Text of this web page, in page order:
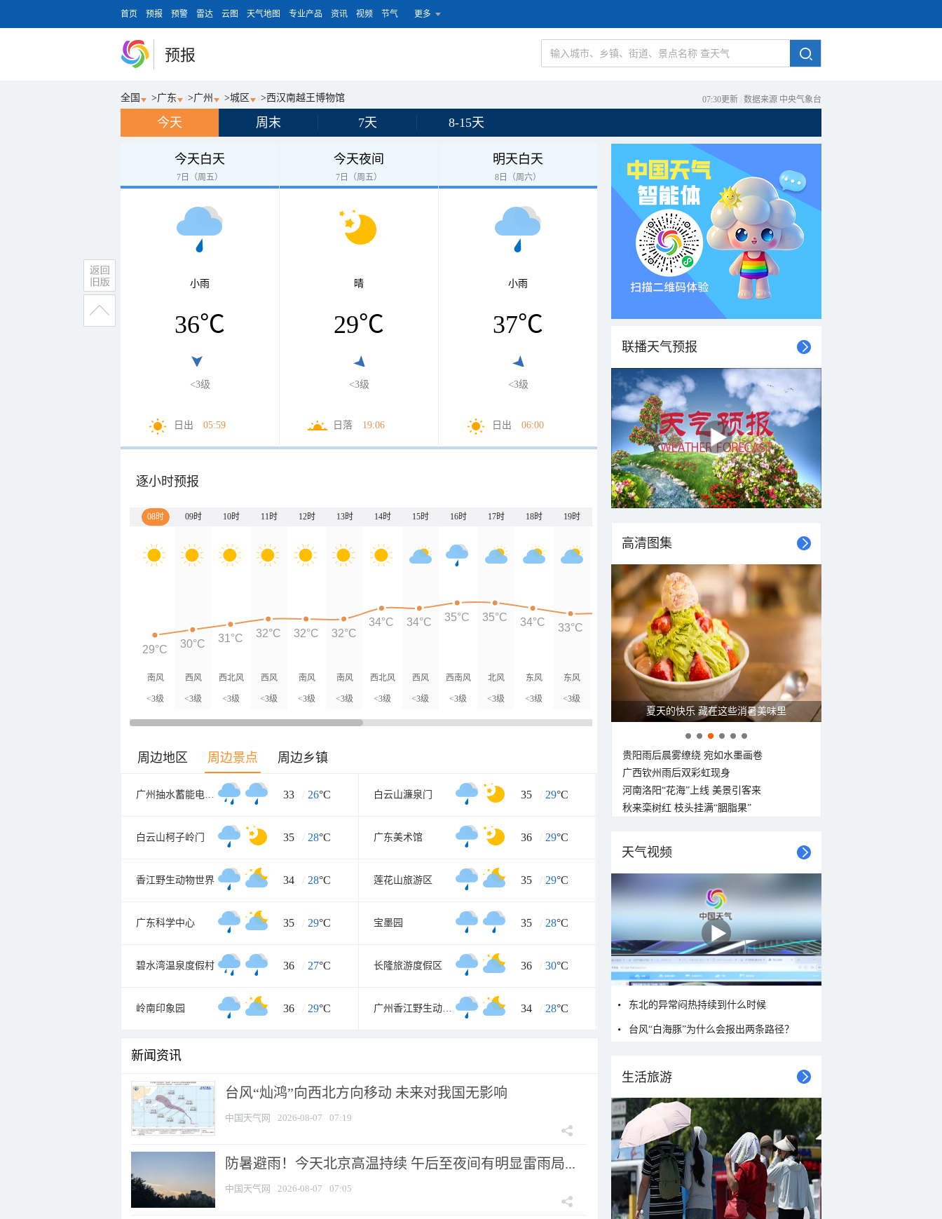
首页 预报 预警 雷达 云图 天气地图 专业产品 资讯 视频 节气 更多
预报
全国 >广东 >广州 >城区 >西汉南越王博物馆 07:30更新 数据来源 中央气象台
今天 周末 7天 8-15天
今天白天
7日（周五）
小雨
36℃
<3级
日出 05:59
今天夜间
7日（周五）
晴
29℃
<3级
日落 19:06
明天白天
8日（周六）
小雨
37℃
<3级
日出 06:00
逐小时预报
08时 09时 10时 11时 12时 13时 14时 15时 16时 17时 18时 19时
南风
<3级
西风
<3级
西北风
<3级
西风
<3级
南风
<3级
南风
<3级
西北风
<3级
西风
<3级
西南风
<3级
北风
<3级
东风
<3级
东风
<3级 <3级
南风
<3级
西风
<3级
西北风
<3级 <3级
西北风
<3级
29°C 30°C 31°C 32°C 32°C 32°C
34°C 34°C 35°C 35°C 34°C 33°C 32°C 31°C 31°C
周边地区 周边景点 周边乡镇
广州抽水蓄能电厂旅游度假区 33 / 26°C 白云山濂泉门 35 / 29°C
白云山柯子岭门 35 / 28°C 广东美术馆 36 / 29°C
香江野生动物世界 34 / 28°C 莲花山旅游区 35 / 29°C
广东科学中心 35 / 29°C 宝墨园 35 / 28°C
碧水湾温泉度假村 36 / 27°C 长隆旅游度假区 36 / 30°C
岭南印象园 36 / 29°C 广州香江野生动物世界 34 / 28°C
新闻资讯
台风“灿鸿”向西北方向移动 未来对我国无影响
中国天气网 2026-08-07 07:19
防暑避雨！今天北京高温持续 午后至夜间有明显雷雨局...
中国天气网 2026-08-07 07:05
联播天气预报
高清图集
夏天的快乐 藏在这些消暑美味里
贵阳雨后晨雾缭绕 宛如水墨画卷
广西钦州雨后双彩虹现身
河南洛阳“花海”上线 美景引客来
秋来栾树红 枝头挂满“胭脂果”
天气视频
东北的异常闷热持续到什么时候
台风“白海豚”为什么会报出两条路径？
生活旅游